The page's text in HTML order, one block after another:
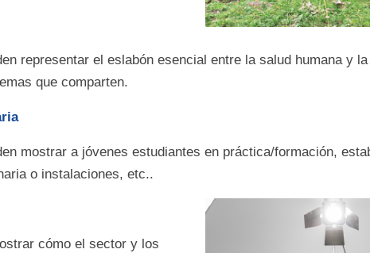
representar el eslabón esencial entre la salud humana y la
que comparten.
mostrar a jóvenes estudiantes en práctica/formación,
o instalaciones, etc..
cómo el sector y los